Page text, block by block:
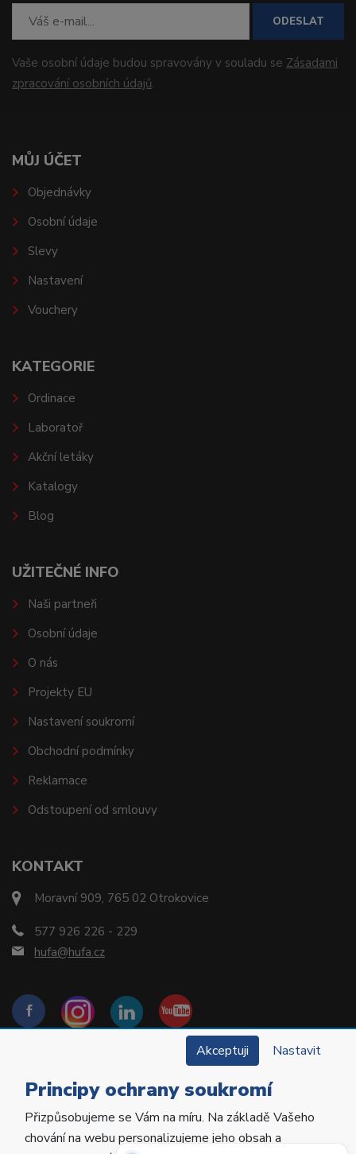
ODESLAT
Vaše osobní údaje budou spravovány v souladu se Zásadami
zpracování osobních údajů.
KONTAKT
Moravní 909, 765 02 Otrokovice
577 926 226 - 229
hufa@hufa.cz
MŮJ ÚČET
Objednávky
Osobní údaje
Slevy
Nastavení
Vouchery
KATEGORIE
Ordinace
Laboratoř
Akční letáky
Katalogy
Blog
UŽITEČNÉ INFO
Naši partneři
Osobní údaje
O nás
Projekty EU
Nastavení soukromí
Obchodní podmínky
Reklamace
Odstoupení od smlouvy
Copyright © 2022 Hu-Fa Dental a.s. Všechna práva
vyhrazena.
Akceptuji Nastavit
Principy ochrany soukromí
Přizpůsobujeme se Vám na míru. Na základě Vašeho
chování na webu personalizujeme jeho obsah a
Potřebujete poradit?Zeptejte se našeho